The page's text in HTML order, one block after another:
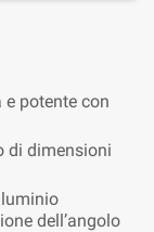
potente con
di dimensioni
dell’angolo